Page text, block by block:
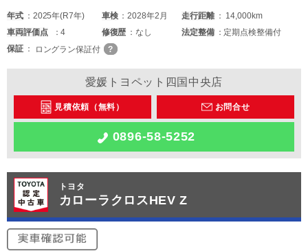
年式 2025年(R7年) 車検 2028年2月 走行距離
14,000km
車両評価点 4 修復歴 なし 法定整備
定期点検整備付
保証
ロングラン保証付
愛媛トヨペット四国中央店
見積依頼（無料） お問合せ
0896-58-5252
トヨタ
カローラクロスHEV Z